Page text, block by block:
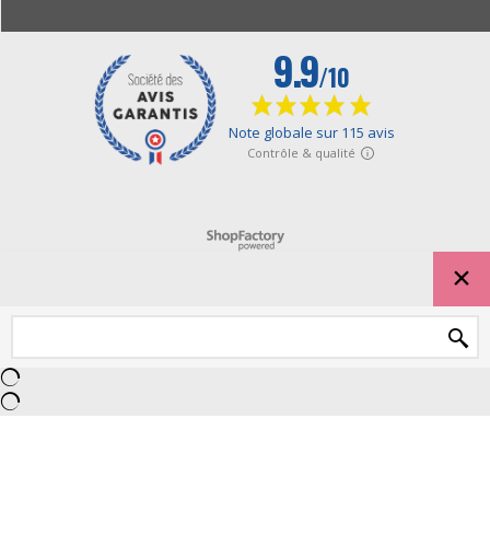
Boutique en ligne créés avec le logiciel eCommerce ShopFactory